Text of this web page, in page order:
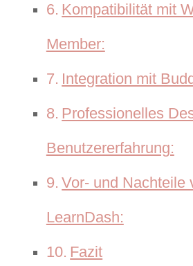
Kompatibilität mit
Member:
Integration mit
Professionelles
Benutzererfahrung:
Vor- und Nachteile
LearnDash:
Fazit